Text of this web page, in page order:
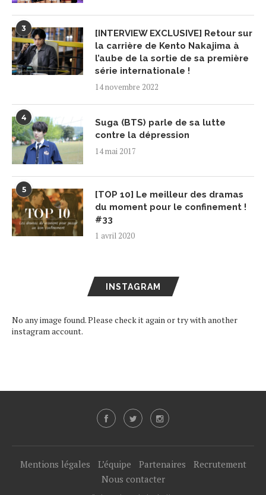
3
[INTERVIEW EXCLUSIVE] Retour sur
la carrière de Kento Nakajima à
l’aube de la sortie de sa première
série internationale !
14 novembre 2022
4
Suga (BTS) parle de sa lutte
contre la dépression
14 mai 2017
5
[TOP 10] Le meilleur des dramas
du moment pour le confinement !
#33
1 avril 2020
INSTAGRAM
No any image found. Please check it again or try with another
instagram account.
Mentions légales L’équipe Partenaires
Recrutement
Nous contacter